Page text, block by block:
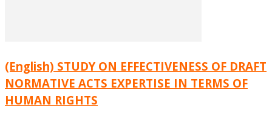
(English) STUDY ON EFFECTIVENESS OF DRAFT
NORMATIVE ACTS EXPERTISE IN TERMS OF
HUMAN RIGHTS